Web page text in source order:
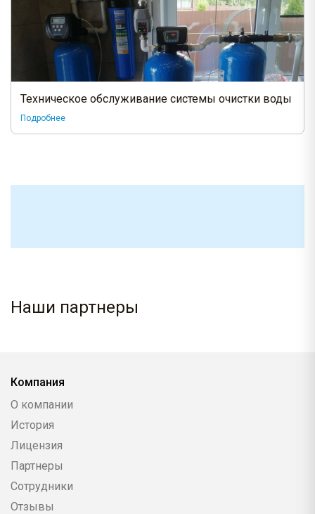
Техническое обслуживание системы очистки воды
Подробнее
Наши партнеры
Компания
О компании
История
Лицензия
Партнеры
Сотрудники
Отзывы